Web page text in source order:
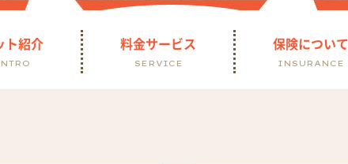
ト紹介 料金サービス
SERVICE
保険について
INSURANCE